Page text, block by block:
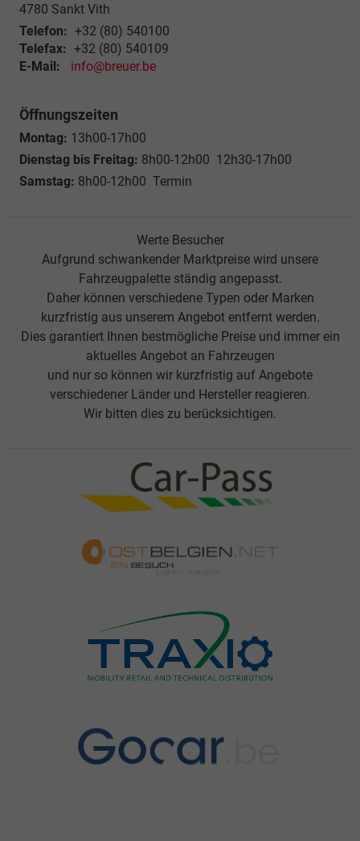
4780 Sankt Vith
Telefon: +32 (80) 540100
Telefax: +32 (80) 540109
E-Mail:
info@breuer.be
Öffnungszeiten
Montag: 13h00-17h00
Dienstag bis Freitag: 8h00-12h00 12h30-17h00
Samstag: 8h00-12h00 Termin
Werte Besucher
Aufgrund schwankender Marktpreise wird unsere
Fahrzeugpalette ständig angepasst.
Daher können verschiedene Typen oder Marken
kurzfristig aus unserem Angebot entfernt werden.
Dies garantiert Ihnen bestmögliche Preise und immer ein
aktuelles Angebot an Fahrzeugen
und nur so können wir kurzfristig auf Angebote
verschiedener Länder und Hersteller reagieren.
Wir bitten dies zu berücksichtigen.